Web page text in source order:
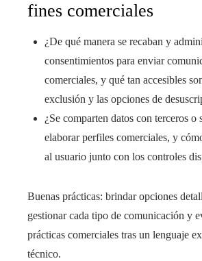
fines comerciales
¿De qué manera se recaban y
consentimientos para enviar
comerciales, y qué tan accesibles
exclusión y las opciones de
¿Se comparten datos con terceros o
elaborar perfiles comerciales, y
al usuario junto con los controles
Buenas prácticas: brindar opciones
gestionar cada tipo de comunicación y
prácticas comerciales tras un lenguaje
técnico.